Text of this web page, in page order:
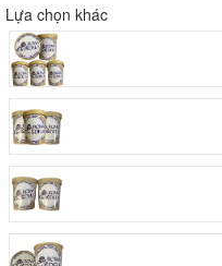
Lựa chọn khác